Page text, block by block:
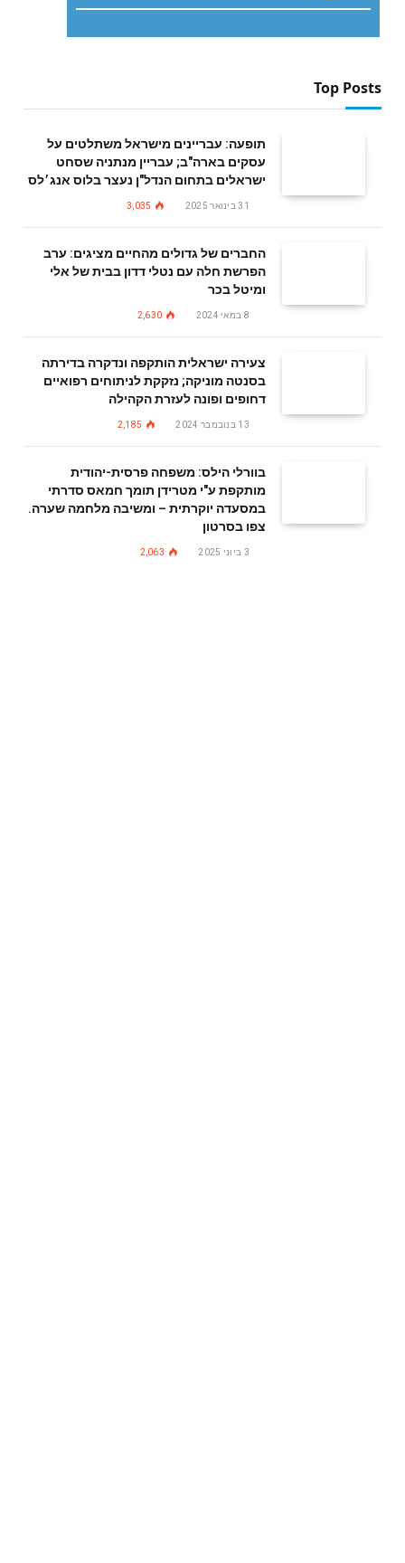
Top Posts
תופעה: עבריינים מישראל משתלטים על
עסקים בארה"ב; עבריין מנתניה שסחט
ישראלים בתחום הנדל"ן נעצר בלוס אנג׳לס
31 בינואר 2025 3,035
החברים של גדולים מהחיים מציגים: ערב
הפרשת חלה עם נטלי דדון בבית של אלי
ומיטל בכר
8 במאי 2024 2,630
צעירה ישראלית הותקפה ונדקרה בדירתה
בסנטה מוניקה; נזקקת לניתוחים רפואיים
דחופים ופונה לעזרת הקהילה
13 בנובמבר 2024 2,185
בוורלי הילס: משפחה פרסית-יהודית
מותקפת ע"י מטרידן תומך חמאס סדרתי
במסעדה יוקרתית – ומשיבה מלחמה שערה.
צפו בסרטון
3 ביוני 2025 2,063